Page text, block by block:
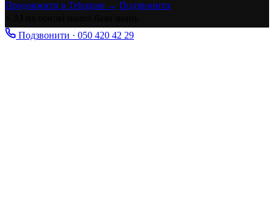
Продовжити в Telegram → Подзвонити
Подзвонити · 050 420 42 29